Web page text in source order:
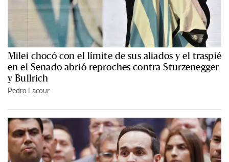
Milei chocó con el límite de sus aliados y el traspié
en el Senado abrió reproches contra Sturzenegger
y Bullrich
Pedro Lacour